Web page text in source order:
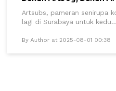
Artsubs, pameran senirupa
lagi di Surabaya untuk kedu...
By Author at 2025-08-01 00:38